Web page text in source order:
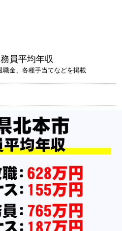
員平均年収
職金、各種手当てなどを掲載